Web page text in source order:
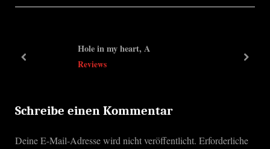
v
u
o
t
t
Hole in my heart, A
Reviews
prev next
Schreibe einen Kommentar
Deine E-Mail-Adresse wird nicht veröffentlicht. Erforderliche